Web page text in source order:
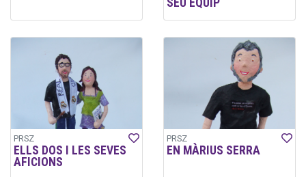
PRSZ
ELLS DOS I LES SEVES
AFICIONS
PRSZ
EN MÀRIUS SERRA